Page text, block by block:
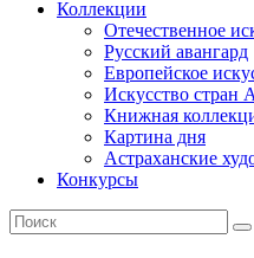
Коллекции
Отечественное
Русский авангард
Европейское
Искусство стран
Книжная
Картина дня
Астраханские
Конкурсы